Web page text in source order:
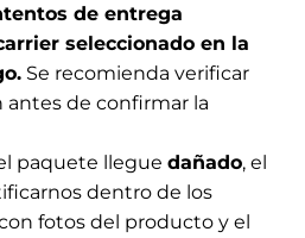
de entrega
seleccionado en la
Se recomienda verificar
antes de confirmar la
paquete llegue dañado, el
dentro de los
fotos del producto y el